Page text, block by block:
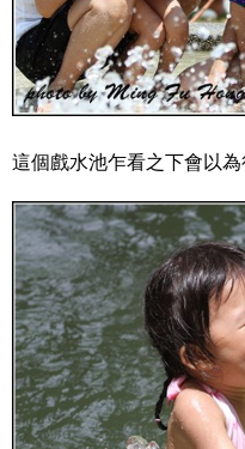
這個戲水池乍看之下會以